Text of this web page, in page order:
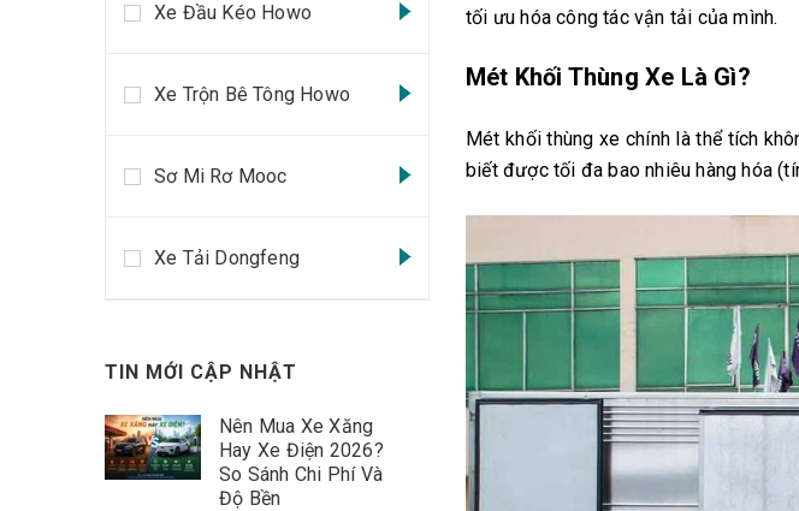
Xe Đầu Kéo Howo
Xe Trộn Bê Tông Howo
Sơ Mi Rơ Mooc
Xe Tải Dongfeng
TIN MỚI CẬP NHẬT
Nên Mua Xe Xăng
Hay Xe Điện 2026?
So Sánh Chi Phí Và
Độ Bền
tối ưu hóa công tác vận tải của mình.
Mét Khối Thùng Xe Là Gì?
Mét khối thùng xe chính là thể tích
biết được tối đa bao nhiêu hàng hóa